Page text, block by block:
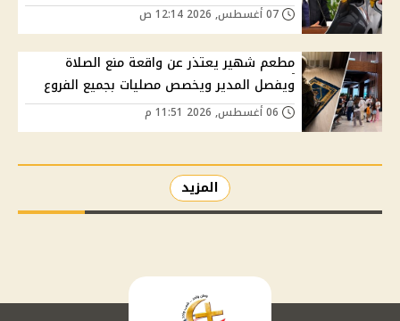
مطعم شهير يعتذر عن واقعة منع الصلاة
ويفصل المدير ويخصص مصليات بجميع الفروع
المزيد